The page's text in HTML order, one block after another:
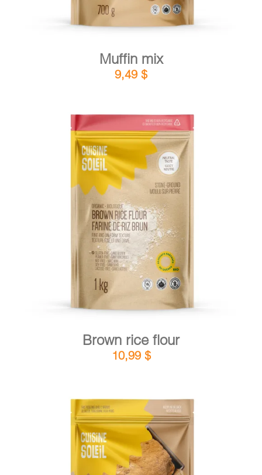
Muffin mix
9,49 $
ADD TO CART / DETAILS
Brown rice flour
10,99 $